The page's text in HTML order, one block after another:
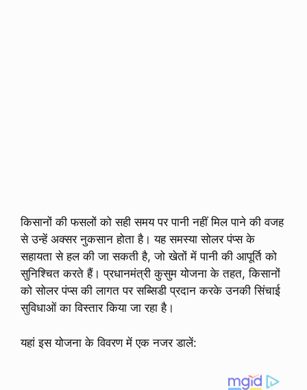
किसानों की फसलों को सही समय पर पानी नहीं मिल पाने की वजह
से उन्हें अक्सर नुकसान होता है। यह समस्या सोलर पंप्स के
सहायता से हल की जा सकती है, जो खेतों में पानी की आपूर्ति को
सुनिश्चित करते हैं। प्रधानमंत्री कुसुम योजना के तहत, किसानों
को सोलर पंप्स की लागत पर सब्सिडी प्रदान करके उनकी सिंचाई
सुविधाओं का विस्तार किया जा रहा है।
यहां इस योजना के विवरण में एक नजर डालें: